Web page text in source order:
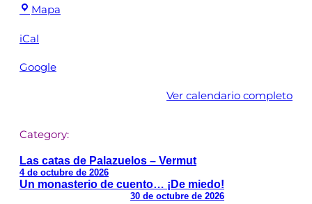
Mapa
iCal
Google
Ver calendario completo
Category:
Las catas de Palazuelos – Vermut
4 de octubre de 2026
Un monasterio de cuento… ¡De miedo!
30 de octubre de 2026